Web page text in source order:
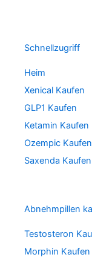
Schnellzugriff
Heim
Xenical Kaufen
GLP1 Kaufen
Ketamin Kaufen
Ozempic Kaufen
Saxenda Kaufen
Abnehmpillen
Testosteron
Morphin Kaufen